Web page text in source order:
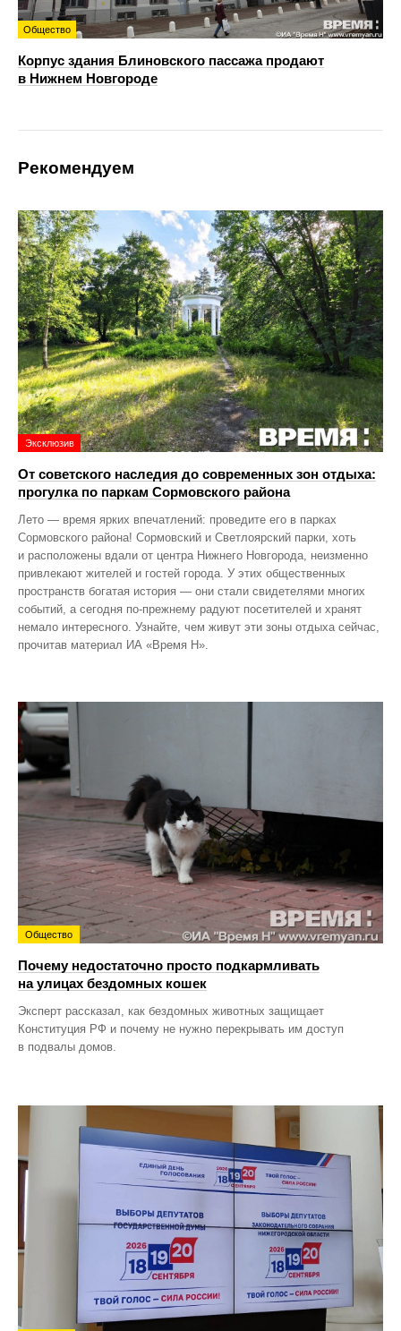
Общество
Корпус здания Блиновского пассажа продают
в Нижнем Новгороде
Рекомендуем
Эксклюзив
От советского наследия до современных зон отдыха:
прогулка по паркам Сормовского района
Лето — время ярких впечатлений: проведите его в парках
Сормовского района! Сормовский и Светлоярский парки, хоть
и расположены вдали от центра Нижнего Новгорода, неизменно
привлекают жителей и гостей города. У этих общественных
пространств богатая история — они стали свидетелями многих
событий, а сегодня по‑прежнему радуют посетителей и хранят
немало интересного. Узнайте, чем живут эти зоны отдыха сейчас,
прочитав материал ИА «Время Н».
Общество
Почему недостаточно просто подкармливать
на улицах бездомных кошек
Эксперт рассказал, как бездомных животных защищает
Конституция РФ и почему не нужно перекрывать им доступ
в подвалы домов.